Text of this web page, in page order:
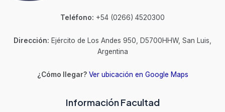
Teléfono: +54 (0266) 4520300
Dirección: Ejército de Los Andes 950, D5700HHW, San Luis,
Argentina
¿Cómo llegar? Ver ubicación en Google Maps
Información Facultad